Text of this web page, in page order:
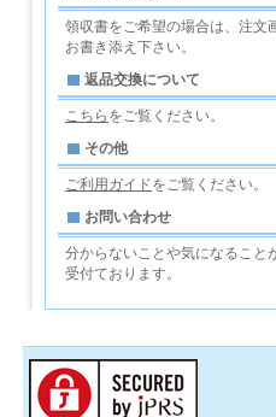
領収書をご希望の場合は、注
お書き添え下さい。
返品交換について
こちら をご覧ください。
その他
ご利用ガイドをご覧ください。
お問い合わせ
分からないことや気になること
受付ております。